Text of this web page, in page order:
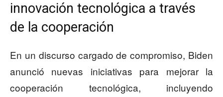
innovación tecnológica a través
de la cooperación
En un discurso cargado de compromiso, Biden
anunció nuevas iniciativas para mejorar la
cooperación tecnológica, incluyendo